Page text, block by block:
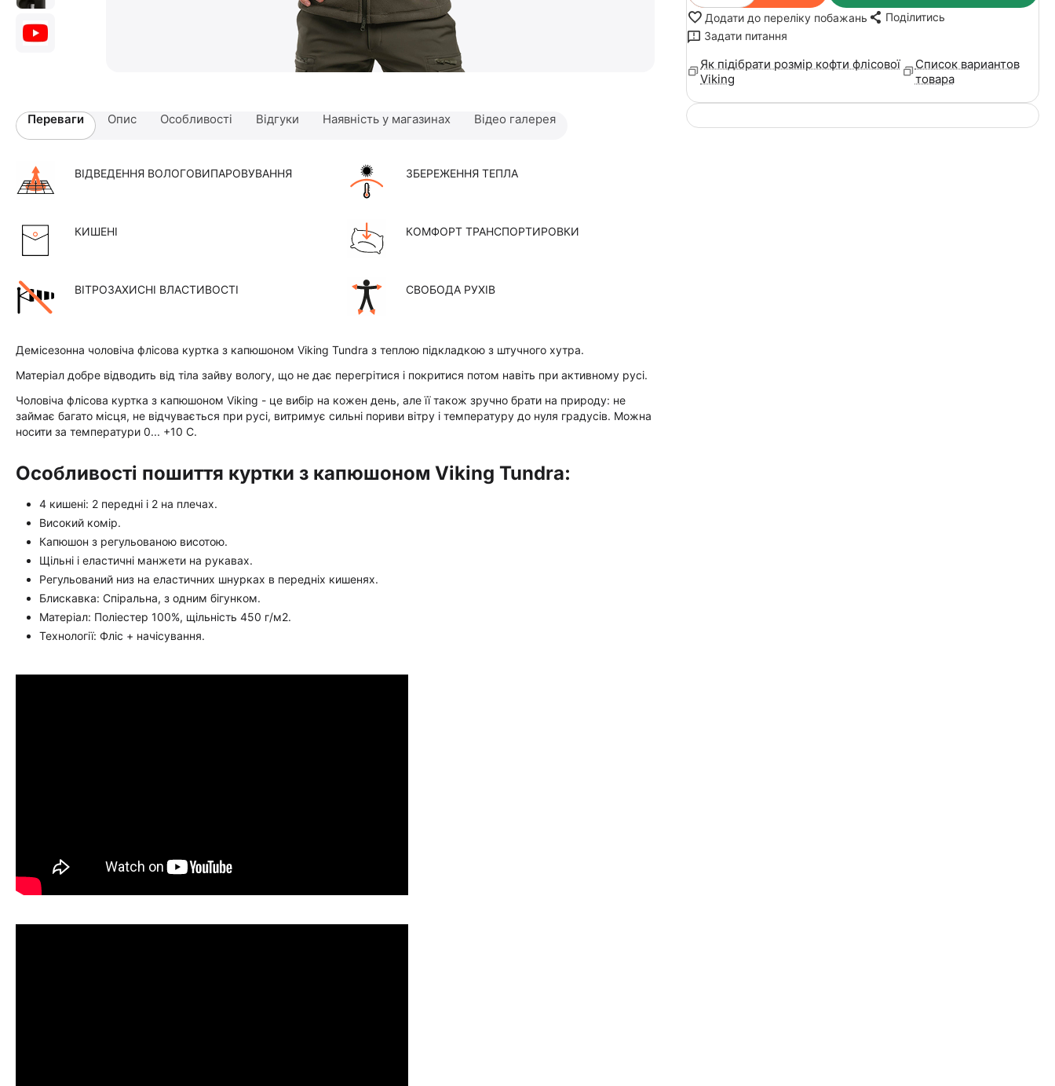
Додати до переліку побажань
Поділитись
Задати питання
Як підібрати розмір кофти флісової
Viking
Список вариантов
товара
Переваги Опис Особливості Відгуки Наявність у магазинах Відео галерея
ВІДВЕДЕННЯ ВОЛОГОВИПАРОВУВАННЯ ЗБЕРЕЖЕННЯ ТЕПЛА
КИШЕНІ КОМФОРТ ТРАНСПОРТИРОВКИ
ВІТРОЗАХИСНІ ВЛАСТИВОСТІ СВОБОДА РУХІВ
Демісезонна чоловіча флісова куртка з капюшоном Viking Tundra з теплою підкладкою з штучного хутра.
Матеріал добре відводить від тіла зайву вологу, що не дає перегрітися і покритися потом навіть при активному русі.
Чоловіча флісова куртка з капюшоном Viking - це вибір на кожен день, але її також зручно брати на природу: не
займає багато місця, не відчувається при русі, витримує сильні пориви вітру і температуру до нуля градусів. Можна
носити за температури 0... +10 С.
Особливості пошиття куртки з капюшоном Viking Tundra:
4 кишені: 2 передні і 2 на плечах.
Високий комір.
Капюшон з регульованою висотою.
Щільні і еластичні манжети на рукавах.
Регульований низ на еластичних шнурках в передніх кишенях.
Блискавка: Спіральна, з одним бігунком.
Матеріал: Поліестер 100%, щільність 450 г/м2.
Технології: Фліс + начісування.